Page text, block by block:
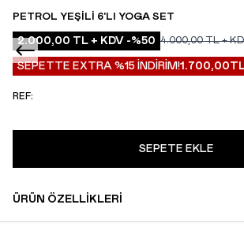
PETROL YEŞILI 6'LI YOGA SET
2.000,00 TL + KDV -%50 4.000,00TL +
SEPETTE EXTRA %15 İNDİRİM!1.700,00
REF:
SEPETE EKLE
ÜRÜN ÖZELLIKLERI